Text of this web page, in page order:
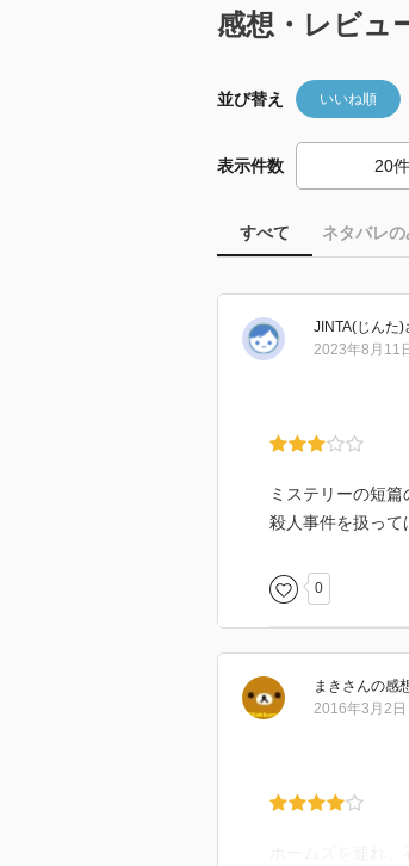
感想・レビュ
並び替え いいね順
表示件数
すべて ネタバレの
JINTA(じんた)
2023年8月11
ミステリーの短
殺人事件を扱って
0
まき さんの感
2016年3月2日